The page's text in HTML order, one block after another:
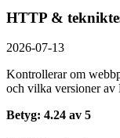
HTTP &
2026-07-13
Kontrollerar om
och vilka versioner av
Betyg: 4.24 av 5